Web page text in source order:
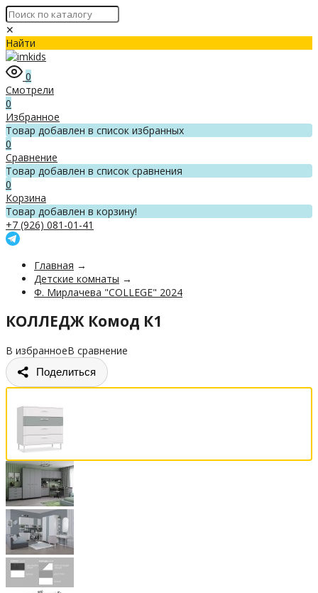
✕
Найти
0
Смотрели
0
Избранное
Товар добавлен в список избранных
0
Сравнение
Товар добавлен в список сравнения
0
Корзина
Товар добавлен в корзину!
+7 (926) 081-01-41
Главная →
Детские комнаты →
Ф. Мирлачева "COLLEGE" 2024
КОЛЛЕДЖ Комод К1
В избранноеВ сравнение
Поделиться